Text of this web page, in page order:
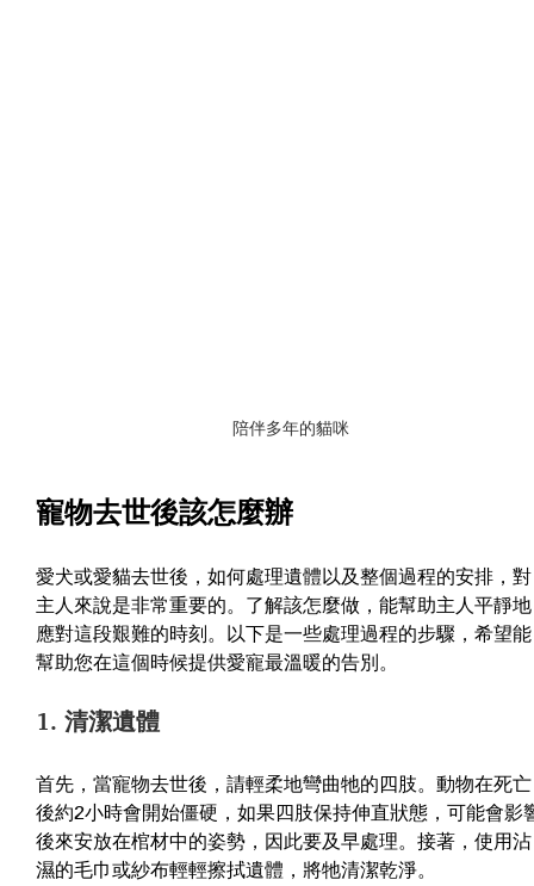
陪伴多年的貓咪
寵物去世後該怎麼辦
愛犬或愛貓去世後，如何處理遺體以及整個過程的安排，對
主人來說是非常重要的。了解該怎麼做，能幫助主人平靜地
應對這段艱難的時刻。以下是一些處理過程的步驟，希望能
幫助您在這個時候提供愛寵最溫暖的告別。
1. 清潔遺體
首先，當寵物去世後，請輕柔地彎曲牠的四肢。動物在死亡
後約2小時會開始僵硬，如果四肢保持伸直狀態，可能會影
後來安放在棺材中的姿勢，因此要及早處理。接著，使用沾
濕的毛巾或紗布輕輕擦拭遺體，將牠清潔乾淨。